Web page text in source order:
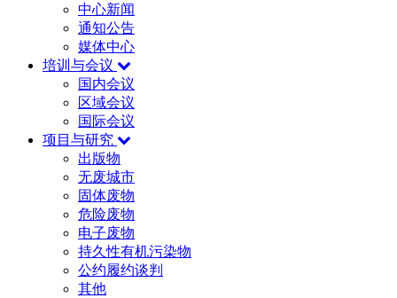
中心新闻
通知公告
媒体中心
培训与会议
国内会议
区域会议
国际会议
项目与研究
出版物
无废城市
固体废物
危险废物
电子废物
持久性有机污染物
公约履约谈判
其他